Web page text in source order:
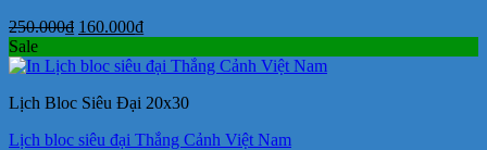
250.000₫ Giá
là:
160.000₫Giá
tại
160.000₫.
Sale
Lịch Bloc Siêu Đại 20x30
Lịch bloc siêu đại Thắng Cảnh Việt Nam